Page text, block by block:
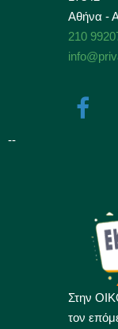
Αθήνα -
210
--
Στην
τον